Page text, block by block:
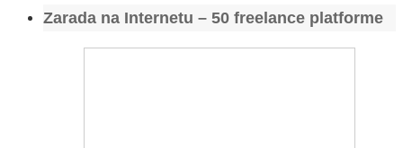
Zarada na Internetu – 50 freelance platforme